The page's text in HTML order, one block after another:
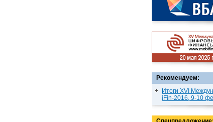
Рекомендуем:
Итоги XVI
iFin-2016, 9-10